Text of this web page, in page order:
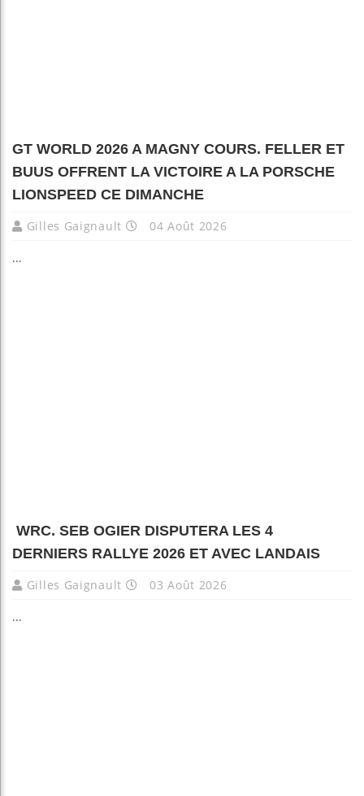
GT WORLD 2026 A MAGNY COURS. FELLER ET
BUUS OFFRENT LA VICTOIRE A LA PORSCHE
LIONSPEED CE DIMANCHE
Gilles Gaignault 04 Août 2026
...
WRC. SEB OGIER DISPUTERA LES 4
DERNIERS RALLYE 2026 ET AVEC LANDAIS
Gilles Gaignault 03 Août 2026
...